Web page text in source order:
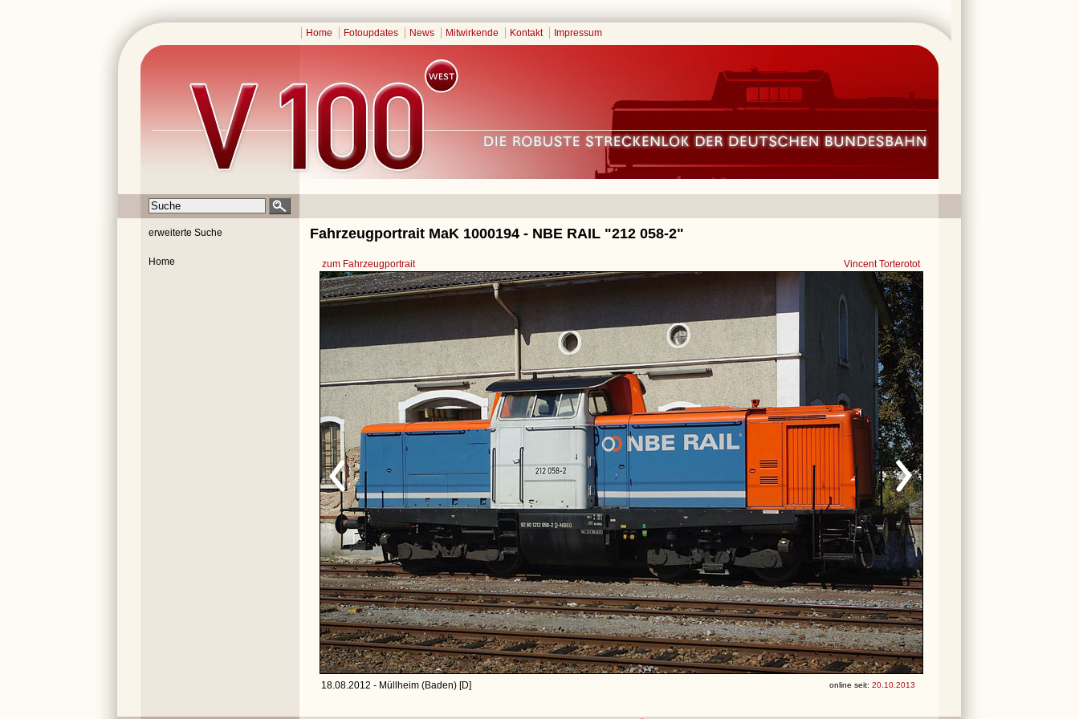
Home Fotoupdates News Mitwirkende Kontakt Impressum
erweiterte Suche
Home
Fahrzeugportrait MaK 1000194 - NBE RAIL "212 058-2"
zum Fahrzeugportrait Vincent Torterotot
18.08.2012 - Müllheim (Baden) [D] online seit: 20.10.2013